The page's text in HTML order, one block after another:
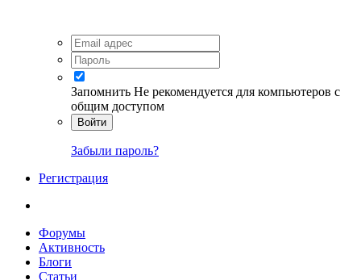
Запомнить Не рекомендуется для компьютеров с
общим доступом
Войти
Забыли пароль?
Регистрация
Форумы
Активность
Блоги
Статьи